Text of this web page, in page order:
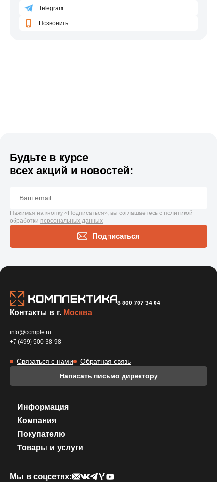
Telegram
Позвонить
Будьте в курсе
всех акций и новостей:
Нажимая на кнопку «Подписаться», вы соглашаетесь с политикой
обработки персональных данных
Подписаться
8 800 707 34 04
Написать письмо директору
Информация
Компания
Покупателю
Товары и услуги
Контакты в г. Москва
info@comple.ru
+7 (499) 500-38-98
Связаться с нами Обратная связь
Мы в соцсетях: